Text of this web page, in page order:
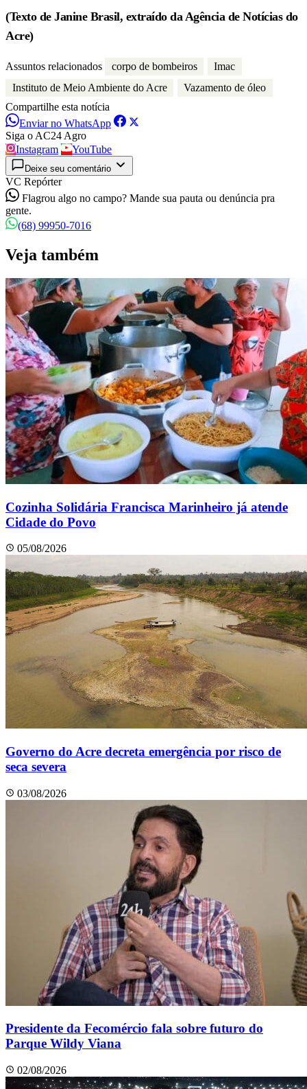
(Texto de Janine Brasil, extraído da Agência de Notícias do
Acre)
Assuntos relacionados corpo de bombeiros
Imac
Instituto de Meio Ambiente do Acre
Vazamento de óleo
Compartilhe esta notícia
Enviar no WhatsApp
Siga o AC24 Agro
Instagram
YouTube
Deixe seu comentário
VC Repórter
Flagrou algo no campo? Mande sua pauta ou denúncia pra
gente.
(68) 99950-7016
Veja também
Cozinha Solidária Francisca Marinheiro já atende
Cidade do Povo
05/08/2026
Governo do Acre decreta emergência por risco de
seca severa
03/08/2026
Presidente da Fecomércio fala sobre futuro do
Parque Wildy Viana
02/08/2026